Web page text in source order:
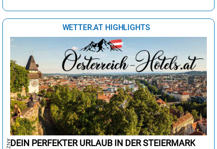
WETTER.AT HIGHLIGHTS
DEIN PERFEKTER URLAUB IN DER STEIERMARK